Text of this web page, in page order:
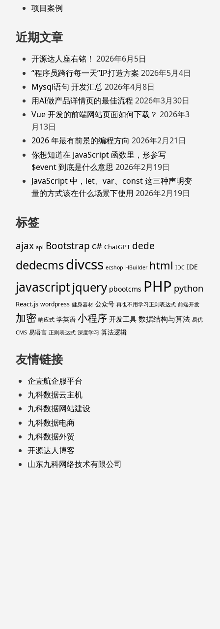
项目案例
近期文章
开源达人座右铭！ 2026年6月5日
“程序员跨行每一天”IP打造方案 2026年5月4日
Mysql语句 开发汇总 2026年4月8日
用AI做产品详情页的最佳流程 2026年3月30日
Vue 开发的前端网站页面如何下载？ 2026年3
月13日
2026 年最有前景的编程方向 2026年2月21日
你想知道在 JavaScript 函数里，形参写
$event 到底是什么意思 2026年2月19日
JavaScript 中，let、var、const 这三种声明变
量的方式该在什么场景下使用 2026年2月19日
标签
ajax api Bootstrap c# ChatGPT dede
dedecmsdivcss ecshop HBuilder html IDC IDE
javascriptjquery pbootcms PHP python
React.js wordpress 健身器材 公众号 再也不用学习正则表达式 前端开发
加密 响应式 学英语 小程序 开发工具 数据结构与算法 易优
CMS 易语言 正则表达式 深度学习 算法逻辑
友情链接
企壹航企服平台
九科数据云主机
九科数据网站建设
九科数据电商
九科数据外贸
开源达人博客
山东九科网络技术有限公司